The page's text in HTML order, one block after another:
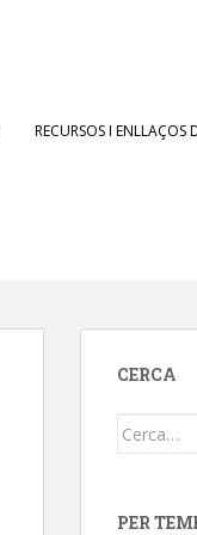
RECURSOS I ENLLAÇOS
CERCA
Cerca:
PER